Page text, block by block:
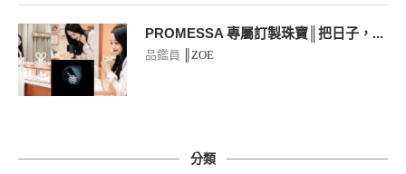
PROMESSA 專屬訂製珠寶║把日子，...
品鑑員 ║ZOE
分類